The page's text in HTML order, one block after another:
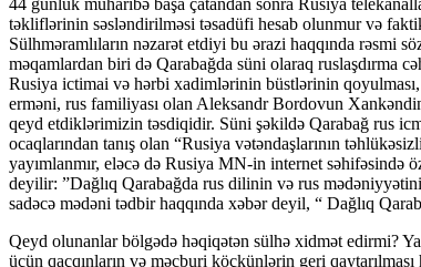
44 günlük müharibə başa çatandan sonra Rusiya
təkliflərinin səsləndirilməsi təsadüfi hesab olunmur və
Sülhməramlıların nəzarət etdiyi bu ərazi haqqında rəsmi
məqamlardan biri də Qarabağda süni olaraq ruslaşdırma
Rusiya ictimai və hərbi xadimlərinin büstlərinin qoyulması,
erməni, rus familiyası olan Aleksandr Bordovun
qeyd etdiklərimizin təsdiqidir. Süni şəkildə Qarabağ rus
ocaqlarından tanış olan “Rusiya vətəndaşlarının
yayımlanmır, eləcə də Rusiya MN-in internet səhifəsində
deyilir: ”Dağlıq Qarabağda rus dilinin və rus
sadəcə mədəni tədbir haqqında xəbər deyil, “ Dağlıq
Qeyd olunanlar bölgədə həqiqətən sülhə xidmət edirmi?
üçün qaçqınların və məcburi köçkünlərin geri